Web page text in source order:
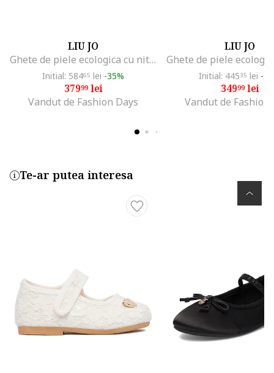
LIU JO
Ghete de piele ecologica cu nituri, Negru
Initial: 58465 lei -35%
37999lei
Vandut de Fashion Days
LIU JO
Initial: 44535 lei -
34999lei
Vandut de Fashion
Te-ar putea interesa